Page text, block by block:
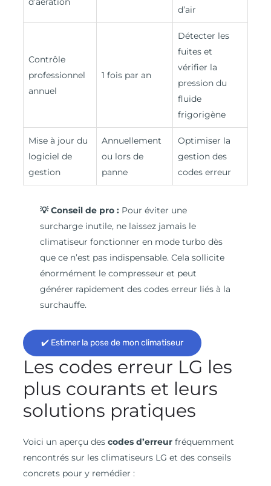
d’air
Contrôle
professionnel
annuel
1 fois par an
Détecter les
fuites et
vérifier la
pression du
fluide
frigorigène
Mise à jour du
logiciel de
gestion
Annuellement
ou lors de
panne
Optimiser la
gestion des
codes erreur
💡 Conseil de pro : Pour éviter une
surcharge inutile, ne laissez jamais le
climatiseur fonctionner en mode turbo dès
que ce n’est pas indispensable. Cela sollicite
énormément le compresseur et peut
générer rapidement des codes erreur liés à la
surchauffe.
✔️ Estimer la pose de mon climatiseur
Les codes erreur LG les
plus courants et leurs
solutions pratiques
Voici un aperçu des codes d’erreurfréquemment
rencontrés sur les climatiseurs LG et des conseils
concrets pour y remédier :